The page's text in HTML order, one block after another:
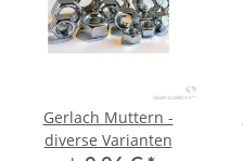
Gerlach Muttern -
diverse Varianten